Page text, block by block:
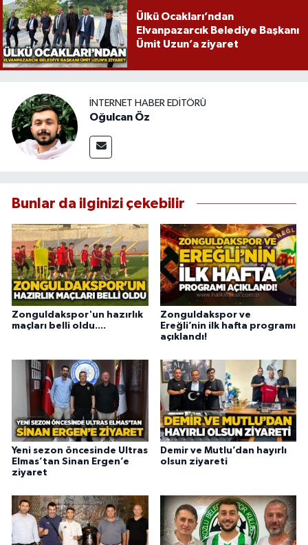
Ülkü Ocakları’ndan
Elvanpazarcık Belediye Başkanı
Ümit Uzun’a ziyaret
İNTERNET HABER EDITÖRÜ
Oğulcan Öz
Bunlar da ilginizi çekebilir
Zonguldakspor'un hazırlık
maçları belli oldu....
Zonguldakspor ve
Ereğli’nin ilk hafta programı
açıklandı!
Yeni sezon öncesinde Ultras
Elmas’tan Sinan Ergen’e
ziyaret
Demir ve Mutlu’dan hayırlı
olsun ziyareti